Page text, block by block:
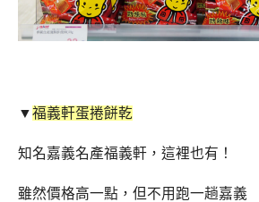
▼福義軒蛋捲餅乾
知名嘉義名產福義軒，這裡也有！
雖然價格高一點，但不用跑一趟嘉義